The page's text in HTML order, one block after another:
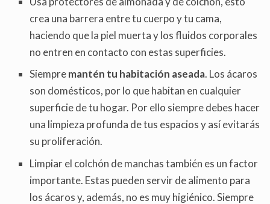
crea una barrera entre tu cuerpo y tu cama,
haciendo que la piel muerta y los fluidos corporales
no entren en contacto con estas superficies.
Siempremantén tu habitación aseada. Los ácaros
son domésticos, por lo que habitan en cualquier
superficie de tu hogar. Por ello siempre debes hacer
una limpieza profunda de tus espacios y así evitarás
su proliferación.
Limpiar el colchón de manchas también es un factor
importante. Estas pueden servir de alimento para
los ácaros y, además, no es muy higiénico. Siempre